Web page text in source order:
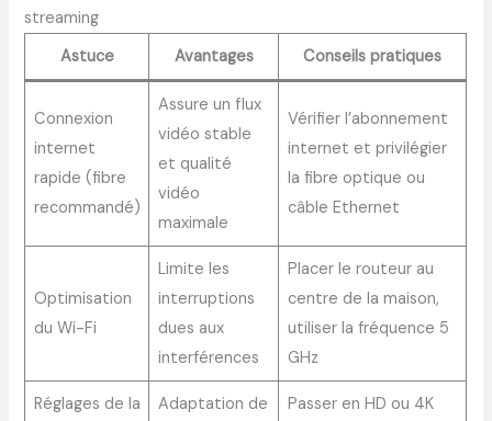
streaming
Astuce
Avantages Conseils pratiques
Connexion
internet
rapide (fibre
recommandé)
Assure un flux
vidéo stable
et qualité
vidéo
maximale
Vérifier l’abonnement
internet et privilégier
la fibre optique ou
câble Ethernet
Optimisation
du Wi-Fi
Limite les
interruptions
dues aux
interférences
Placer le routeur au
centre de la maison,
utiliser la fréquence 5
GHz
Réglages de la
Adaptation de
Passer en HD ou 4K